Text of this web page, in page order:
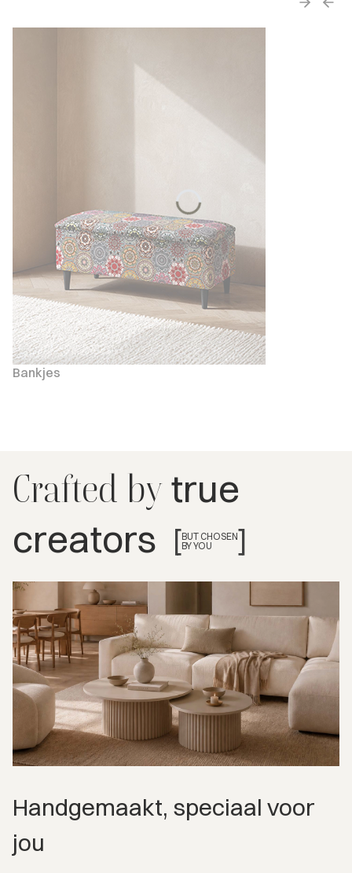
Bankjes
Crafted bytrue
creators [BUT CHOSEN
BY YOU
]
Handgemaakt, speciaal voor
jou